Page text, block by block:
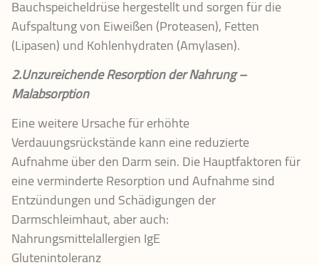
Bauchspeicheldrüse hergestellt und sorgen für die
Aufspaltung von Eiweißen (Proteasen), Fetten
(Lipasen) und Kohlenhydraten (Amylasen).
2.Unzureichende Resorption der Nahrung –
Malabsorption
Eine weitere Ursache für erhöhte
Verdauungsrückstände kann eine reduzierte
Aufnahme über den Darm sein. Die Hauptfaktoren für
eine verminderte Resorption und Aufnahme sind
Entzündungen und Schädigungen der
Darmschleimhaut, aber auch:
Nahrungsmittelallergien IgE
Glutenintoleranz